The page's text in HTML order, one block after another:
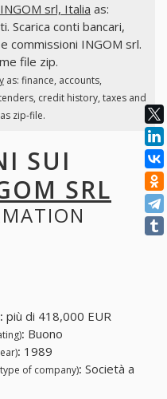
INGOM srl, Italia as:
Scarica conti bancari,
commissioni INGOM srl.
file zip.
as: finance, accounts,
credit history, taxes and
zip-file.
SUI
SRL
: più di 418,000 EUR
: Buono
: 1989
of company): Società a